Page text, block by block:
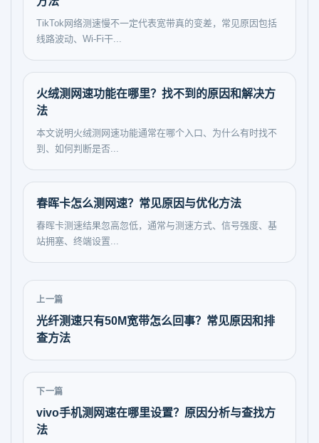
TikTok网络测速慢不一定代表宽带真的变差，常见原因包括
线路波动、Wi-Fi干...
火绒测网速功能在哪里？找不到的原因和解决方
法
本文说明火绒测网速功能通常在哪个入口、为什么有时找不
到、如何判断是否...
春晖卡怎么测网速？常见原因与优化方法
春晖卡测速结果忽高忽低，通常与测速方式、信号强度、基
站拥塞、终端设置...
上一篇
光纤测速只有50M宽带怎么回事？常见原因和排
查方法
下一篇
vivo手机测网速在哪里设置？原因分析与查找方
法